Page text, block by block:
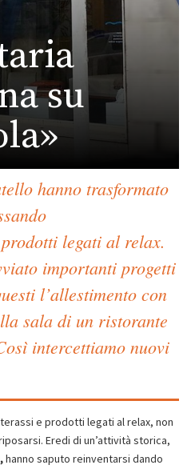
su
hanno trasformato
legati al relax.
importanti progetti
l’allestimento con
sala di un ristorante
intercettiamo nuovi
e prodotti legati al relax, non
Eredi di un’attività storica,
hanno saputo reinventarsi dando